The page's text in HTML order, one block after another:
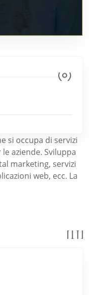
si occupa di servizi
aziende. Sviluppa
marketing, servizi
web, ecc. La